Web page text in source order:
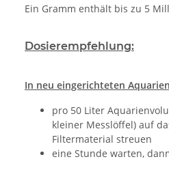
Ein Gramm enthält bis zu 5
Dosierempfehlung:
In neu eingerichteten
pro 50 Liter
kleiner Messlöffel) auf
Filtermaterial streuen
eine Stunde warten,